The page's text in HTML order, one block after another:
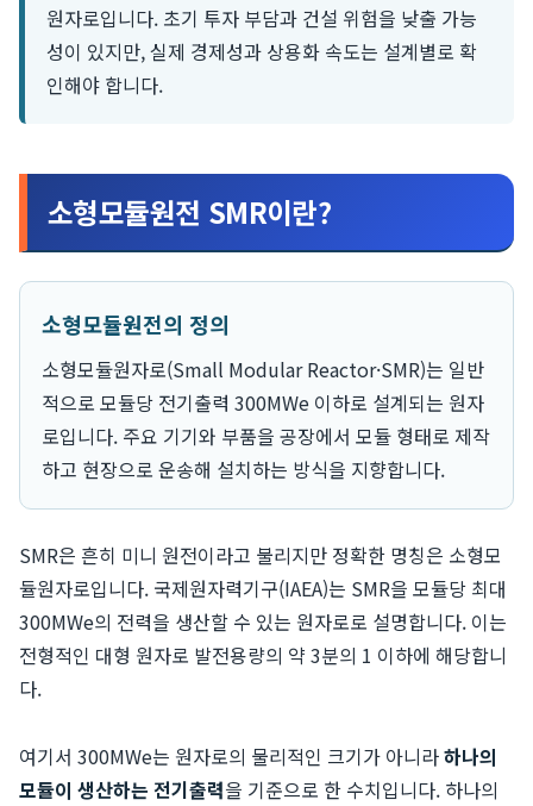
원자로입니다. 초기 투자 부담과 건설 위험을 낮출 가능
성이 있지만, 실제 경제성과 상용화 속도는 설계별로 확
인해야 합니다.
소형모듈원전 SMR이란?
소형모듈원전의 정의
소형모듈원자로(Small Modular Reactor·SMR)는 일반
적으로 모듈당 전기출력 300MWe 이하로 설계되는 원자
로입니다. 주요 기기와 부품을 공장에서 모듈 형태로 제작
하고 현장으로 운송해 설치하는 방식을 지향합니다.
SMR은 흔히 미니 원전이라고 불리지만 정확한 명칭은 소형모
듈원자로입니다. 국제원자력기구(IAEA)는 SMR을 모듈당 최대
300MWe의 전력을 생산할 수 있는 원자로로 설명합니다. 이는
전형적인 대형 원자로 발전용량의 약 3분의 1 이하에 해당합니
다.
여기서 300MWe는 원자로의 물리적인 크기가 아니라하나의
모듈이 생산하는 전기출력을 기준으로 한 수치입니다. 하나의